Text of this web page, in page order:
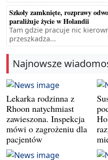
Szkoły zamknięte, rozprawy
paraliżuje życie w Holandii
Tam gdzie pracuje nic
przeszkadza...
Najnowsze
Lekarka rodzinna z
Rhoon natychmiast
zawieszona. Inspekcja
mówi o zagrożeniu dla
pacjentów